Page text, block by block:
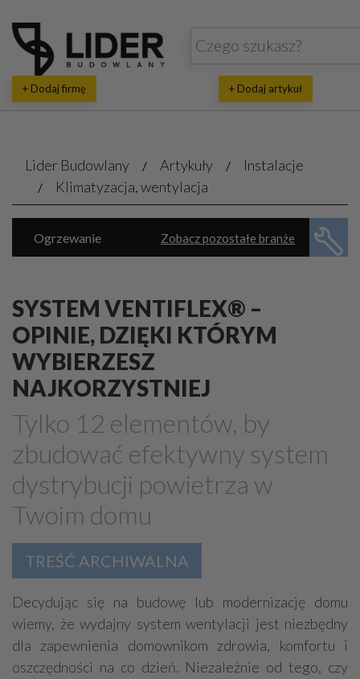
+ Dodaj firmę + Dodaj artykuł
Lider Budowlany Artykuły
Instalacje
Klimatyzacja, wentylacja
Zobacz pozostałe branże
Ogrzewanie
Rekuperacja, pompy ciepła
Wodno-kanalizacyjne usługi
Automatyka domowa
Grzejniki
Hydraulika
Energetyczne instalacje, urządzenia
Materiały hydrauliczne
Przeciwpożarowa ochrona, zabezpieczenia
Elektroinstalatorstwo
Systemy energooszczędne
Systemy nawilżania powietrza
Alarmowe systemy, monitoring
Kable, przewody
Odkurzacze centralne
SYSTEM VENTIFLEX® –
OPINIE, DZIĘKI KTÓRYM
WYBIERZESZ
NAJKORZYSTNIEJ
Tylko 12 elementów, by
zbudować efektywny system
dystrybucji powietrza w
Twoim domu
TREŚĆ ARCHIWALNA
Decydując się na budowę lub modernizację domu
wiemy, że wydajny system wentylacji jest niezbędny
dla zapewnienia domownikom zdrowia, komfortu i
oszczędności na co dzień. Niezależnie od tego, czy